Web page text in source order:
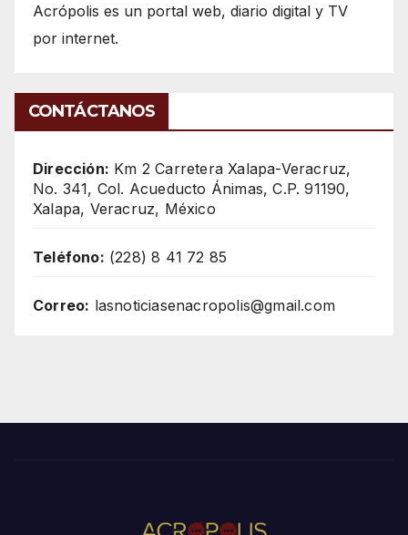
Acrópolis es un portal web, diario digital y TV
por internet.
CONTÁCTANOS
Dirección: Km 2 Carretera Xalapa-Veracruz,
No. 341, Col. Acueducto Ánimas, C.P. 91190,
Xalapa, Veracruz, México
Teléfono: (228) 8 41 72 85
Correo: lasnoticiasenacropolis@gmail.com